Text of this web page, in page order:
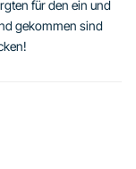
für den ein und
gekommen sind